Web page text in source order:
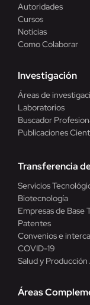
Autoridades
Cursos
Noticias
Como Colaborar
Investigación
Áreas de
Laboratorios
Buscador
Publicaciones
Transferencia
Servicios
Biotecnología
Empresas de Base
Patentes
Convenios e
COVID-19
Salud y Producción
Áreas